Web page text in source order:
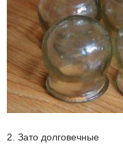
2. Зато долговечные